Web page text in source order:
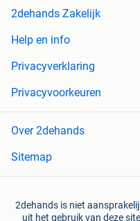
2dehands Zakelijk
Help en info
Privacyverklaring
Privacyvoorkeuren
Over 2dehands
Sitemap
2dehands is niet
uit het gebruik van deze